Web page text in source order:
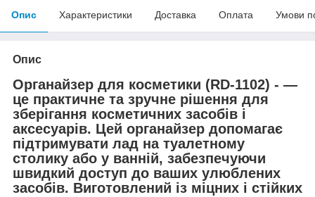
Опис Характеристики Доставка Оплата Умови
Опис
Органайзер для косметики (RD-1102) - —
це практичне та зручне рішення для
зберігання косметичних засобів і
аксесуарів. Цей органайзер допомагає
підтримувати лад на туалетному
столику або у ванній, забезпечуючи
швидкий доступ до ваших улюблених
засобів. Виготовлений із міцних і стійких